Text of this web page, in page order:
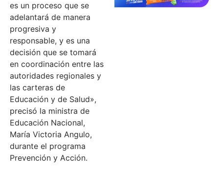
es un proceso que se
adelantará de manera
progresiva y
responsable, y es una
decisión que se tomará
en coordinación entre las
autoridades regionales y
las carteras de
Educación y de Salud»,
precisó la ministra de
Educación Nacional,
María Victoria Angulo,
durante el programa
Prevención y Acción.